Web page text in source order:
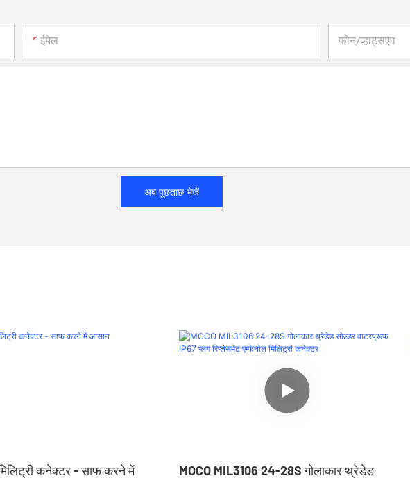
ईमेल फ़ोन/व्हाट्सएप
अब पूछताछ भेजें
कनेक्टर - साफ करने में MOCO MIL3106 24-28S गोलाकार थ्रेडेड